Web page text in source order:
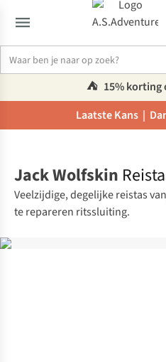
⛺️ 15% korting
Laatste Kans |
Jack Wolfskin
Veelzijdige, degelijke reistas
te repareren ritssluiting.